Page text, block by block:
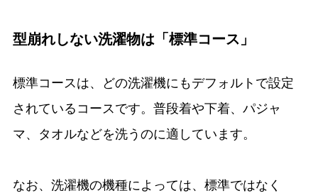
型崩れしない洗濯物は「標準コース」
標準コースは、どの洗濯機にもデフォルトで設定
されているコースです。普段着や下着、パジャ
マ、タオルなどを洗うのに適しています。
なお、洗濯機の機種によっては、標準ではなく